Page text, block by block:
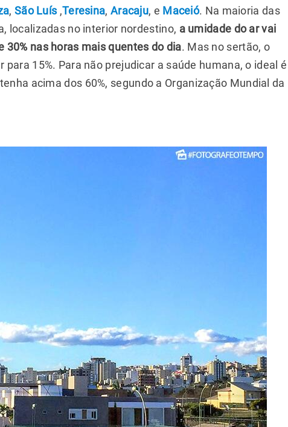
, São Luís,Teresina, Aracaju, e Maceió. Na maioria das
localizadas no interior nordestino, a umidade do ar vai
30% nas horas mais quentes do dia. Mas no sertão, o
para 15%. Para não prejudicar a saúde humana, o ideal é
acima dos 60%, segundo a Organização Mundial da